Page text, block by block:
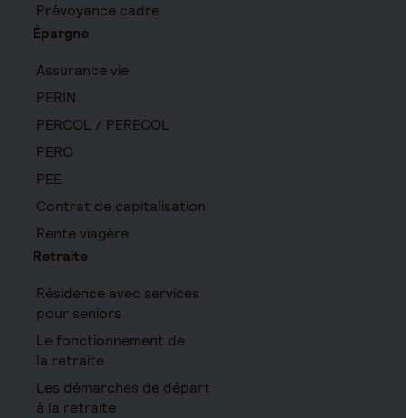
Prévoyance cadre
Épargne
Assurance vie
PERIN
PERCOL / PERECOL
PERO
PEE
Contrat de capitalisation
Rente viagère
Retraite
Résidence avec services
pour seniors
Le fonctionnement de
la retraite
Les démarches de départ
à la retraite